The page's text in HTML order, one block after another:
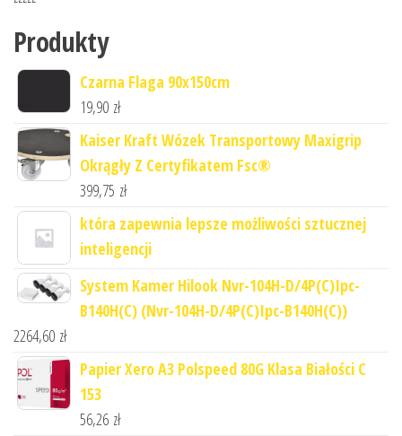
Produkty
Czarna Flaga 90x150cm
19,90 zł
Kaiser Kraft Wózek Transportowy Maxigrip
Okrągły Z Certyfikatem Fsc®
399,75 zł
która zapewnia lepsze możliwości sztucznej
inteligencji
System Kamer Hilook Nvr-104H-D/4P(C)Ipc-
B140H(C) (Nvr-104H-D/4P(C)Ipc-B140H(C))
2264,60 zł
Papier Xero A3 Polspeed 80G Klasa Białości C
153
56,26 zł